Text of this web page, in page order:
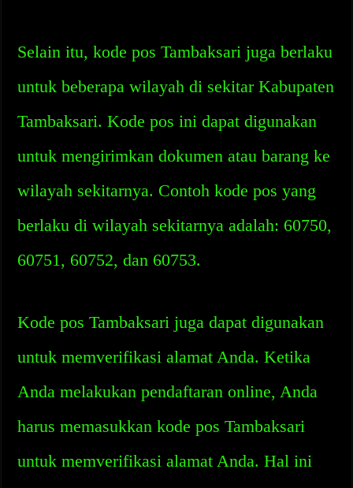
Selain itu, kode pos Tambaksari juga berlaku
untuk beberapa wilayah di sekitar Kabupaten
Tambaksari. Kode pos ini dapat digunakan
untuk mengirimkan dokumen atau barang ke
wilayah sekitarnya. Contoh kode pos yang
berlaku di wilayah sekitarnya adalah: 60750,
60751, 60752, dan 60753.
Kode pos Tambaksari juga dapat digunakan
untuk memverifikasi alamat Anda. Ketika
Anda melakukan pendaftaran online, Anda
harus memasukkan kode pos Tambaksari
untuk memverifikasi alamat Anda. Hal ini